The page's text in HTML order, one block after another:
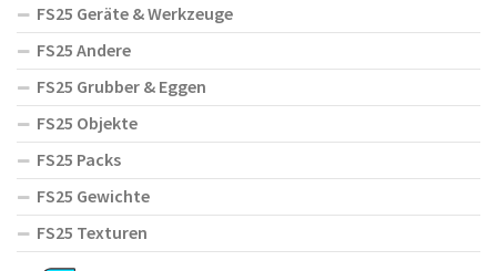
FS25 Geräte & Werkzeuge
FS25 Andere
FS25 Grubber & Eggen
FS25 Objekte
FS25 Packs
FS25 Gewichte
FS25 Texturen